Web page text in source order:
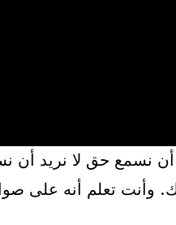
أن نسمع حق لا نريد
وأنت تعلم أنه على